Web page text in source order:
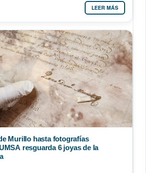
LEER MÁS
Murillo hasta fotografías
resguarda 6 joyas de la